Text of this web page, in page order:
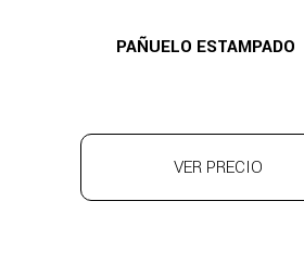
PAÑUELO ESTAMPADO
VER PRECIO